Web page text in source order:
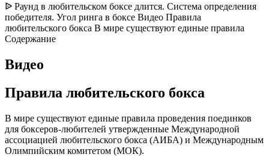
ᐉ Раунд в любительском боксе длится. Система определения
победителя. Угол ринга в боксе Видео Правила
любительского бокса В мире существуют единые правила
Содержание
Видео
Правила любительского бокса
В мире существуют единые правила проведения поединков
для боксеров-любителей утвержденные Международной
ассоциацией любительского бокса (АИБА) и Международным
Олимпийским комитетом (МОК).